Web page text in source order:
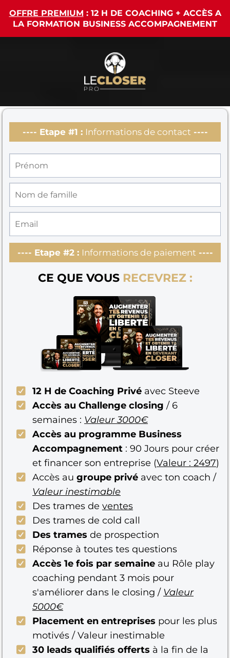
OFFRE PREMIUM : 12 H DE COACHING + ACCÈS A
LA FORMATION BUSINESS ACCOMPAGNEMENT
---- Etape #1 : Informations de contact ----
---- Etape #2 : Informations de paiement ----
CE QUE VOUS RECEVREZ :
12 H de Coaching Privé avec Steeve
Accès au Challenge closing / 6
semaines : Valeur 3000€
Accès au programme Business
Accompagnement : 90 Jours pour créer
et financer son entreprise (Valeur : 2497)
Accès au groupe privé avec ton coach /
Valeur inestimable
Des trames de ventes
Des trames de cold call
Des trames de prospection
Réponse à toutes tes questions
Accès 1e fois par semaine au Rôle play
coaching pendant 3 mois pour
s'améliorer dans le closing / Valeur
5000€
Placement en entreprises pour les plus
motivés / Valeur inestimable
30 leads qualifiés offerts à la fin de la